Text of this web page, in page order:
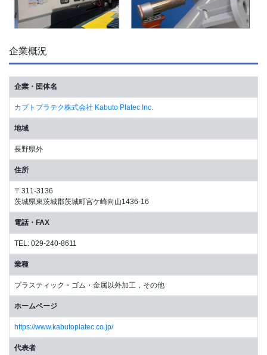
企業概況
企業・団体名
カブトプラテク株式会社 Kabuto Platec Inc.
地域
長野県外
住所
〒311-3136
茨城県東茨城郡茨城町宮ケ崎向山1436-16
電話・FAX
TEL: 029-240-8611
業種
プラスティック・ゴム・金属以外加工，その他
ホームページ
https://www.kabutoplatec.co.jp/
代表者